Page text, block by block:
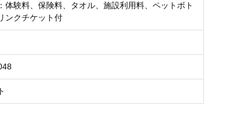
体験料、保険料、タオル、施設利用料、ペットボト
ンクチケット付